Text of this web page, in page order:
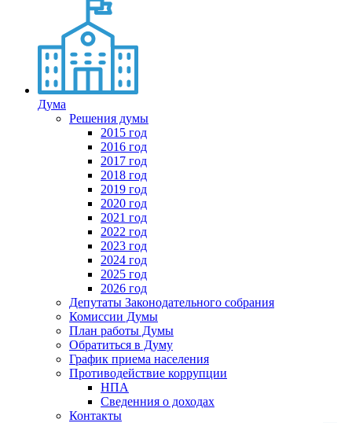
Дума
Решения думы
2015 год
2016 год
2017 год
2018 год
2019 год
2020 год
2021 год
2022 год
2023 год
2024 год
2025 год
2026 год
Депутаты Законодательного собрания
Комиссии Думы
План работы Думы
Обратиться в Думу
График приема населения
Противодействие коррупции
НПА
Сведенния о доходах
Контакты